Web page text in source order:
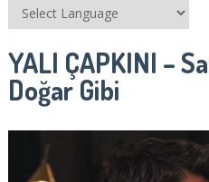
YALI ÇAPKINI –
Doğar Gibi